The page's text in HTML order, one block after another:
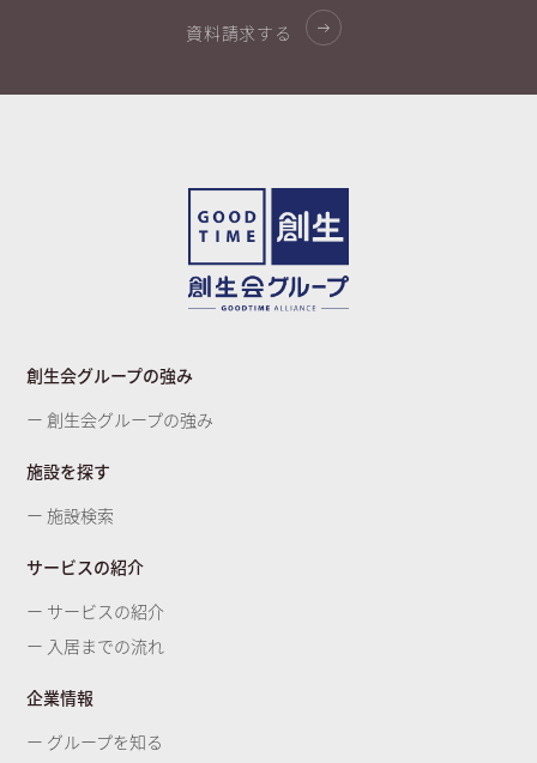
資料請求する
創生会グループの強み
ー 創生会グループの強み
施設を探す
ー 施設検索
サービスの紹介
ー サービスの紹介
ー 入居までの流れ
企業情報
ー グループを知る